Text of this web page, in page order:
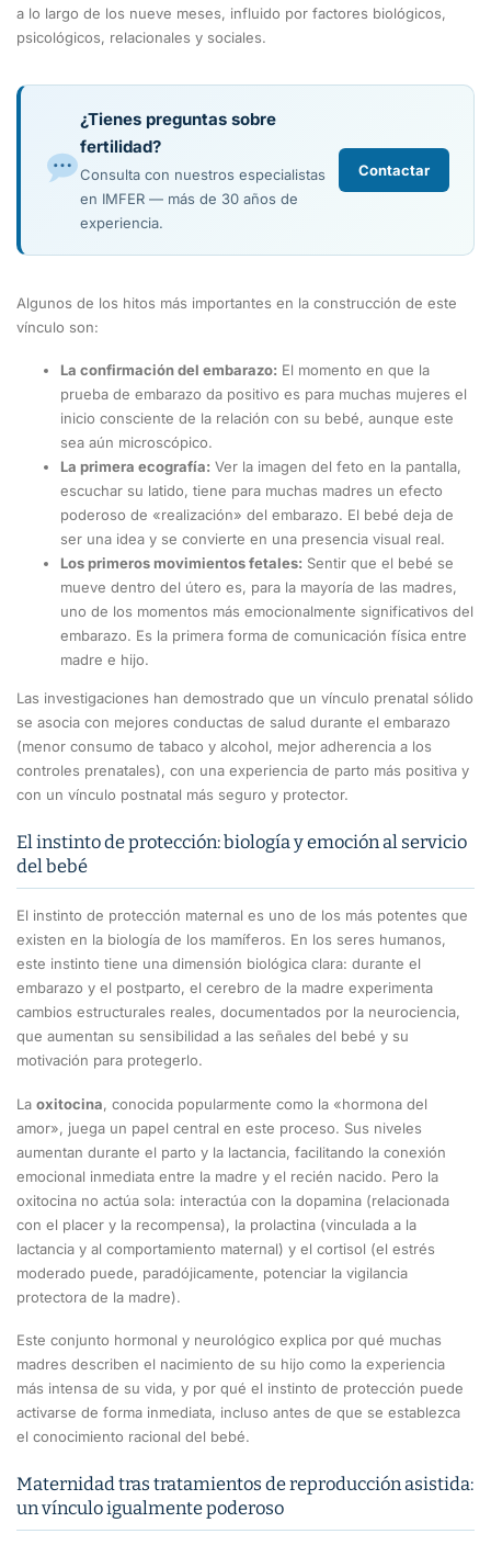
a lo largo de los nueve meses, influido por factores biológicos,
psicológicos, relacionales y sociales.
¿Tienes preguntas sobre
fertilidad?
Consulta con nuestros especialistas
en IMFER — más de 30 años de
experiencia.
Contactar
Algunos de los hitos más importantes en la construcción de este
vínculo son:
La confirmación del embarazo: El momento en que la
prueba de embarazo da positivo es para muchas mujeres el
inicio consciente de la relación con su bebé, aunque este
sea aún microscópico.
La primera ecografía: Ver la imagen del feto en la pantalla,
escuchar su latido, tiene para muchas madres un efecto
poderoso de «realización» del embarazo. El bebé deja de
ser una idea y se convierte en una presencia visual real.
Los primeros movimientos fetales: Sentir que el bebé se
mueve dentro del útero es, para la mayoría de las madres,
uno de los momentos más emocionalmente significativos del
embarazo. Es la primera forma de comunicación física entre
madre e hijo.
Las investigaciones han demostrado que un vínculo prenatal sólido
se asocia con mejores conductas de salud durante el embarazo
(menor consumo de tabaco y alcohol, mejor adherencia a los
controles prenatales), con una experiencia de parto más positiva y
con un vínculo postnatal más seguro y protector.
El instinto de protección: biología y emoción al servicio
del bebé
El instinto de protección maternal es uno de los más potentes que
existen en la biología de los mamíferos. En los seres humanos,
este instinto tiene una dimensión biológica clara: durante el
embarazo y el postparto, el cerebro de la madre experimenta
cambios estructurales reales, documentados por la neurociencia,
que aumentan su sensibilidad a las señales del bebé y su
motivación para protegerlo.
La oxitocina, conocida popularmente como la «hormona del
amor», juega un papel central en este proceso. Sus niveles
aumentan durante el parto y la lactancia, facilitando la conexión
emocional inmediata entre la madre y el recién nacido. Pero la
oxitocina no actúa sola: interactúa con la dopamina (relacionada
con el placer y la recompensa), la prolactina (vinculada a la
lactancia y al comportamiento maternal) y el cortisol (el estrés
moderado puede, paradójicamente, potenciar la vigilancia
protectora de la madre).
Este conjunto hormonal y neurológico explica por qué muchas
madres describen el nacimiento de su hijo como la experiencia
más intensa de su vida, y por qué el instinto de protección puede
activarse de forma inmediata, incluso antes de que se establezca
el conocimiento racional del bebé.
Maternidad tras tratamientos de reproducción asistida:
un vínculo igualmente poderoso